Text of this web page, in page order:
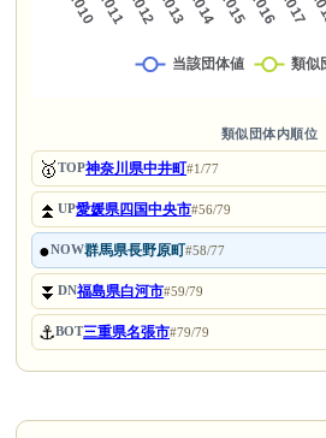
類似団体内順位
🥇TOP神奈川県中井町#1/77
⏫UP愛媛県四国中央市#56/79
●NOW群馬県長野原町#58/77
⏬DN福島県白河市#59/79
⚓BOT三重県名張市#79/79